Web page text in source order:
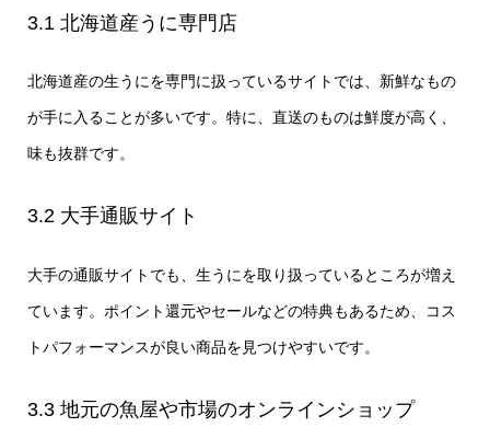
3.1 北海道産うに専門店
北海道産の生うにを専門に扱っているサイトでは、新鮮なもの
が手に入ることが多いです。特に、直送のものは鮮度が高く、
味も抜群です。
3.2 大手通販サイト
大手の通販サイトでも、生うにを取り扱っているところが増え
ています。ポイント還元やセールなどの特典もあるため、コス
トパフォーマンスが良い商品を見つけやすいです。
3.3 地元の魚屋や市場のオンラインショップ